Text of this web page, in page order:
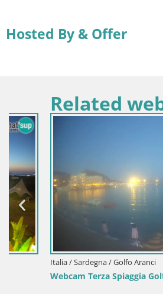
Hosted By & Offer
Related
Italia / Sardegna / Golfo Aranci
Webcam Terza Spiaggia Golfo